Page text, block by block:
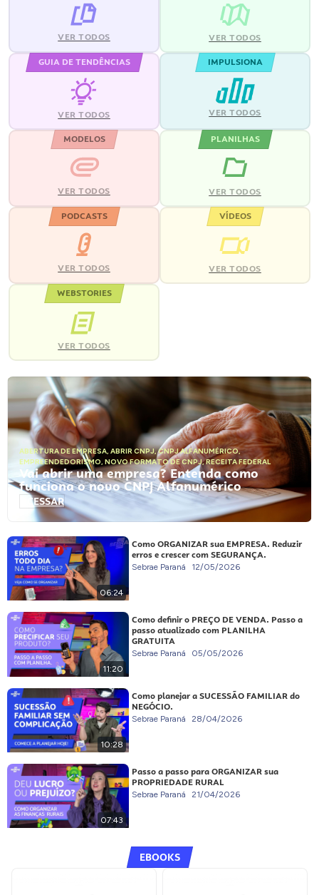
VER TODOS VER TODOS
GUIA DE TENDÊNCIAS
VER TODOS
IMPULSIONA
VER TODOS
MODELOS
VER TODOS
PLANILHAS
VER TODOS
PODCASTS
VER TODOS
VÍDEOS
VER TODOS
WEBSTORIES
VER TODOS
ABERTURA DE EMPRESA, ABRIR CNPJ,CNPJ ALFANUMÉRICO,
EMPREENDEDORISMO, NOVO FORMATO DE CNPJ,RECEITA FEDERAL
Vai abrir uma empresa? Entenda como
funciona o novo CNPJ Alfanumérico
ACESSAR
06:24
Como ORGANIZAR sua EMPRESA. Reduzir
erros e crescer com SEGURANÇA.
Sebrae Paraná 12/05/2026
11:20
Como definir o PREÇO DE VENDA. Passo a
passo atualizado com PLANILHA
GRATUITA
Sebrae Paraná 05/05/2026
10:28
Como planejar a SUCESSÃO FAMILIAR do
NEGÓCIO.
Sebrae Paraná 28/04/2026
07:43
Passo a passo para ORGANIZAR sua
PROPRIEDADE RURAL
Sebrae Paraná 21/04/2026
EBOOKS